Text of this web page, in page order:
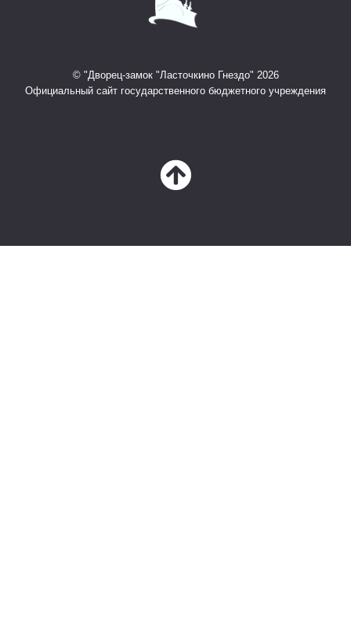
© "Дворец-замок "Ласточкино Гнездо" 2026
Официальный сайт государственного бюджетного учреждения